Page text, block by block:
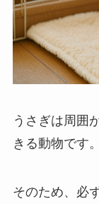
うさぎは周囲
きる動物です。
そのため、必